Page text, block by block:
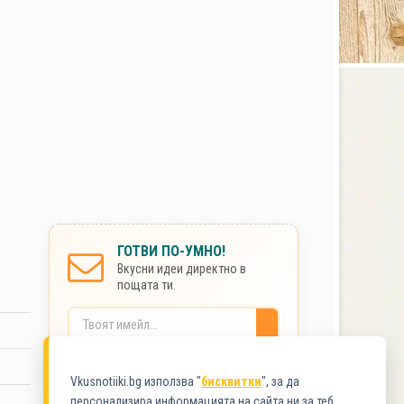
ГОТВИ ПО-УМНО!
Вкусни идеи директно в
пощата ти.
Vkusnotiiki.bg използва "бисквитки", за да